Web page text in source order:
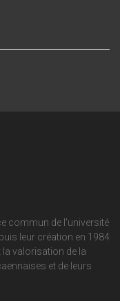
commun de l'université
leur création en 1984
valorisation de la
et de leurs